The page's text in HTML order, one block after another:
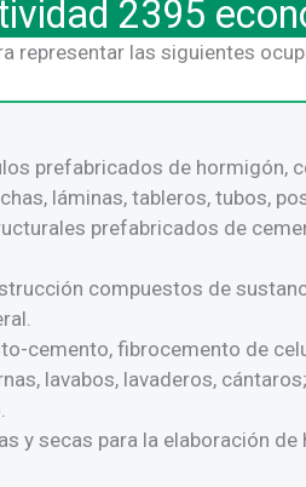
2395
representar las siguientes
prefabricados de
láminas, tableros, tubos,
prefabricados de
compuestos de
cemento, fibrocemento de
lavabos, lavaderos,
y secas para la elaboración